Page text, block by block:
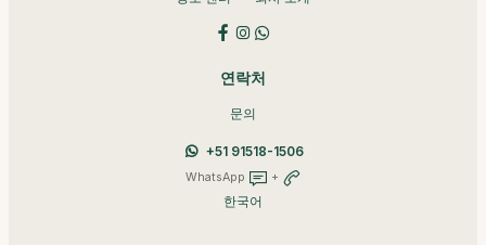
연락처
문의
+51 91518-1506
WhatsApp +
한국어